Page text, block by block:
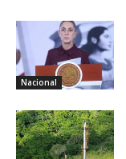
Nacional